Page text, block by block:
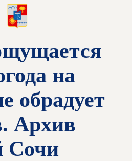
на
обрадует
Архив
Сочи